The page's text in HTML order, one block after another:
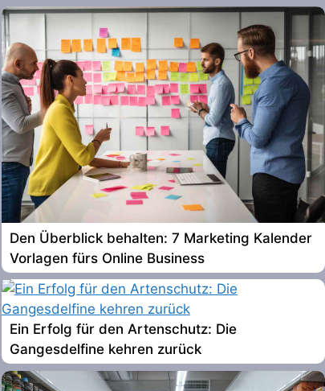
Den Überblick behalten: 7 Marketing Kalender
Vorlagen fürs Online Business
Ein Erfolg für den Artenschutz: Die
Gangesdelfine kehren zurück